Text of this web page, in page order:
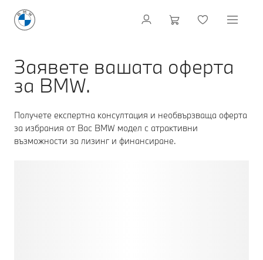
Заявете вашата оферта
за BMW.
Получете експертна консултация и необвързваща оферта
за избрания от Вас BMW модел с атрактивни
възможности за лизинг и финансиране.